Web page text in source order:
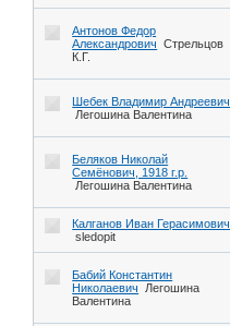
Антонов Федор
Александрович
Стрельцов
К.Г.
Шебек Владимир Андреевич
Легошина Валентина
Беляков Николай
Семёнович, 1918 г.р.
Легошина Валентина
Калганов Иван Герасимович
sledopit
Бабий Константин
Николаевич
Легошина
Валентина